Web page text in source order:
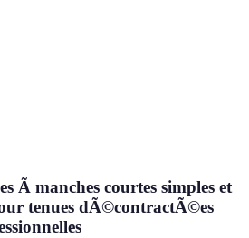
Ã manches courtes simples et
tenues dÃ©contractÃ©es